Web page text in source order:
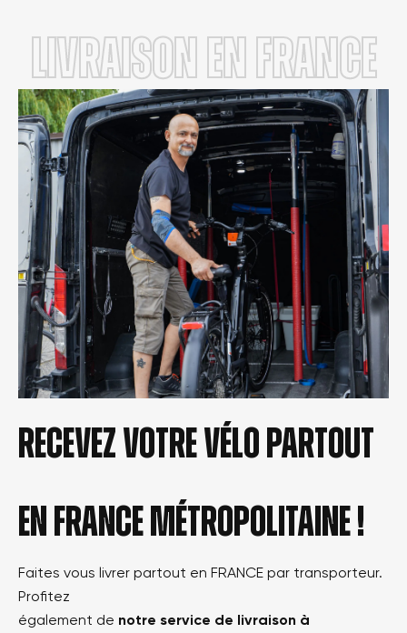
LIVRAISON en FRANCE
Recevez votre vélo partout
en france métropolitaine !
Faites vous livrer partout en FRANCE par transporteur.
Profitez
également de notre service de livraison à